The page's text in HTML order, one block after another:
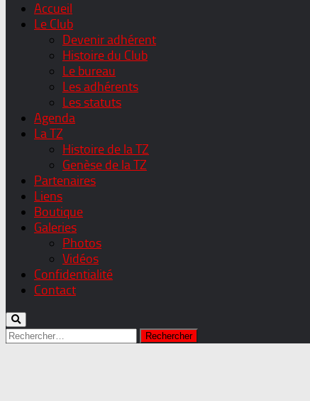
Accueil
Le Club
Devenir adhérent
Histoire du Club
Le bureau
Les adhérents
Les statuts
Agenda
La TZ
Histoire de la TZ
Genèse de la TZ
Partenaires
Liens
Boutique
Galeries
Photos
Vidéos
Confidentialité
Contact
Rechercher :